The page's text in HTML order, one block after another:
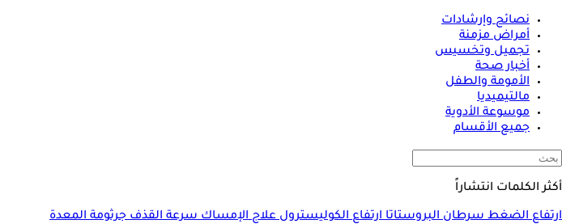
نصائح وإرشادات
أمراض مزمنة
تجميل وتخسيس
أخبار صحة
الأمومة والطفل
مالتيميديا
موسوعة الأدوية
جميع الأقسام
أكثر الكلمات انتشاراً
ارتفاع الضغطسرطان البروستاتاارتفاع الكوليسترولعلاج الإمساكسرعة القذفجرثومة المعدة